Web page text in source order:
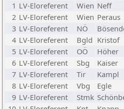
1 LV-Eloreferent Wien Neff
2 LV-Eloreferent Wien Peraus
3 LV-Eloreferent NÖ
4 LV-Eloreferent Bgld Kristof
5 LV-Eloreferent OÖ Höher
6 LV-Eloreferent Sbg Kaiser
7 LV-Eloreferent Tir Kampl
8 LV-Eloreferent Vbg Egle
9 LV-Eloreferent Stmk